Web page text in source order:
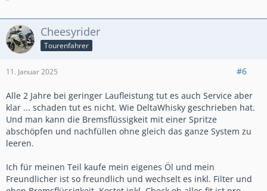
Cheesyrider
Tourenfahrer
11. Januar 2025 #6
Alle 2 Jahre bei geringer Laufleistung tut es auch Service aber
klar ... schaden tut es nicht. Wie DeltaWhisky geschrieben hat.
Und man kann die Bremsflüssigkeit mit einer Spritze
abschöpfen und nachfüllen ohne gleich das ganze System zu
leeren.
Ich für meinen Teil kaufe mein eigenes Öl und mein
Freundlicher ist so freundlich und wechselt es inkl. Filter und